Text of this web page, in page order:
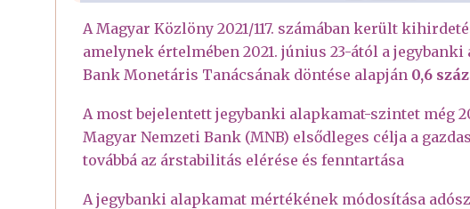
A Magyar Közlöny 2021/117. számában került
amelynek értelmében 2021. június 23-ától a
Bank Monetáris Tanácsának döntése alapján 0,6
A most bejelentett jegybanki alapkamat-szintet még
Magyar Nemzeti Bank (MNB) elsődleges célja a
továbbá az árstabilitás elérése és fenntartása
A jegybanki alapkamat mértékének módosítása